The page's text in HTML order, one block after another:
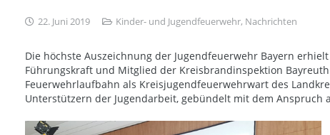
22. Juni 2019 Kinder- und Jugendfeuerwehr, Nachrichten
Die höchste Auszeichnung der Jugendfeuerwehr Bayern
Führungskraft und Mitglied der Kreisbrandinspektion
Feuerwehrlaufbahn als Kreisjugendfeuerwehrwart des
Unterstützern der Jugendarbeit, gebündelt mit dem